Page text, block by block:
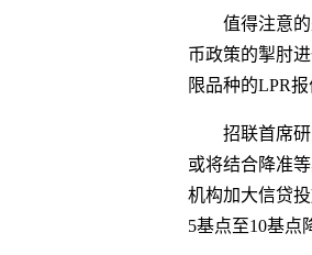
值得注意
币政策的掣肘
限品种的LPR报
招联首席
或将结合降准
机构加大信贷
5基点至10基点